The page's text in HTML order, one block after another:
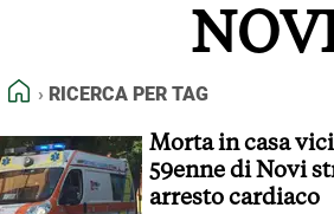
NORMATIVE DEONTOLOGICHE
TERMINI e CONDIZIONI
HOME
RICERCA PER TAG
Morta in casa
59enne di Novi
arresto cardiaco